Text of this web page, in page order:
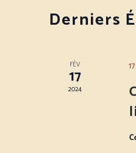
Derniers
FÉV
17
2024